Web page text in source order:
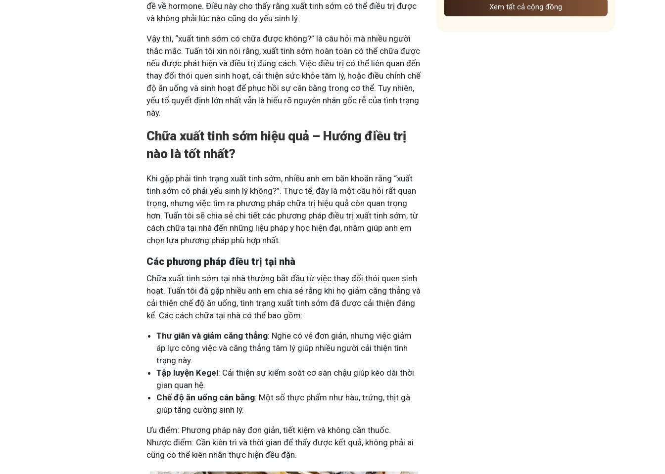
đề về hormone. Điều này cho thấy rằng xuất tinh sớm có thể điều trị được
và không phải lúc nào cũng do yếu sinh lý.
Vậy thì, “xuất tinh sớm có chữa được không?” là câu hỏi mà nhiều người
thắc mắc. Tuấn tôi xin nói rằng, xuất tinh sớm hoàn toàn có thể chữa được
nếu được phát hiện và điều trị đúng cách. Việc điều trị có thể liên quan đến
thay đổi thói quen sinh hoạt, cải thiện sức khỏe tâm lý, hoặc điều chỉnh chế
độ ăn uống và sinh hoạt để phục hồi sự cân bằng trong cơ thể. Tuy nhiên,
yếu tố quyết định lớn nhất vẫn là hiểu rõ nguyên nhân gốc rễ của tình trạng
này.
Chữa xuất tinh sớm hiệu quả – Hướng điều trị
nào là tốt nhất?
Khi gặp phải tình trạng xuất tinh sớm, nhiều anh em băn khoăn rằng “xuất
tinh sớm có phải yếu sinh lý không?”. Thực tế, đây là một câu hỏi rất quan
trọng, nhưng việc tìm ra phương pháp chữa trị hiệu quả còn quan trọng
hơn. Tuấn tôi sẽ chia sẻ chi tiết các phương pháp điều trị xuất tinh sớm, từ
cách chữa tại nhà đến những liệu pháp y học hiện đại, nhằm giúp anh em
chọn lựa phương pháp phù hợp nhất.
Các phương pháp điều trị tại nhà
Chữa xuất tinh sớm tại nhà thường bắt đầu từ việc thay đổi thói quen sinh
hoạt. Tuấn tôi đã gặp nhiều anh em chia sẻ rằng khi họ giảm căng thẳng và
cải thiện chế độ ăn uống, tình trạng xuất tinh sớm đã được cải thiện đáng
kể. Các cách chữa tại nhà có thể bao gồm:
Thư giãn và giảm căng thẳng: Nghe có vẻ đơn giản, nhưng việc giảm
áp lực công việc và căng thẳng tâm lý giúp nhiều người cải thiện tình
trạng này.
Tập luyện Kegel: Cải thiện sự kiểm soát cơ sàn chậu giúp kéo dài thời
gian quan hệ.
Chế độ ăn uống cân bằng: Một số thực phẩm như hàu, trứng, thịt gà
giúp tăng cường sinh lý.
Ưu điểm: Phương pháp này đơn giản, tiết kiệm và không cần thuốc.
Nhược điểm: Cần kiên trì và thời gian để thấy được kết quả, không phải ai
cũng có thể kiên nhẫn thực hiện đều đặn.
Xem tất cả cộng đồng